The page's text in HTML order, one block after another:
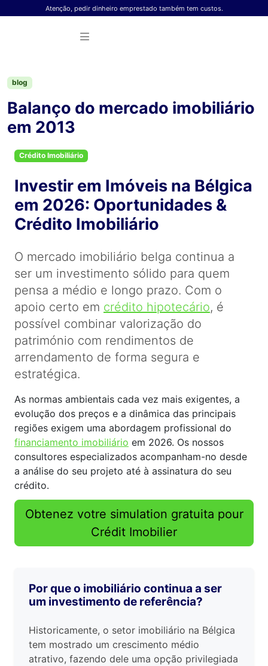
Skip to contentAtenção, pedir dinheiro emprestado também tem custos.
blog
Balanço do mercado imobiliário
em 2013
Crédito Imobiliário
Investir em Imóveis na Bélgica
em 2026: Oportunidades &
Crédito Imobiliário
O mercado imobiliário belga continua a
ser um investimento sólido para quem
pensa a médio e longo prazo. Com o
apoio certo em crédito hipotecário, é
possível combinar valorização do
património com rendimentos de
arrendamento de forma segura e
estratégica.
As normas ambientais cada vez mais exigentes, a
evolução dos preços e a dinâmica das principais
regiões exigem uma abordagem profissional do
financiamento imobiliário em 2026. Os nossos
consultores especializados acompanham-no desde
a análise do seu projeto até à assinatura do seu
crédito.
Obtenez votre simulation gratuita pour
Crédit Imobilier
Por que o imobiliário continua a ser
um investimento de referência?
Historicamente, o setor imobiliário na Bélgica
tem mostrado um crescimento médio
atrativo, fazendo dele uma opção privilegiada